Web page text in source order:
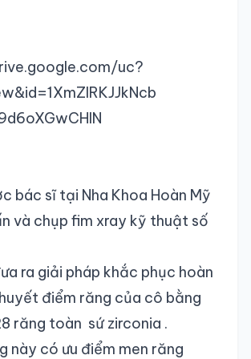
bác sĩ tại Nha Khoa Hoàn Mỹ
và chụp fim xray kỹ thuật số
ra giải pháp khắc phục hoàn
điểm răng của cô bằng
răng toàn sứ zirconia .
này có ưu điểm men răng